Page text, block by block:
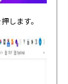
します。